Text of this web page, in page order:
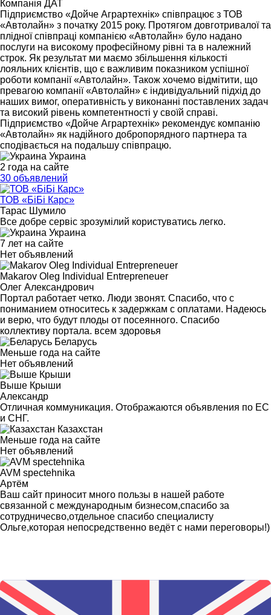
Компанія ДАТ
Підприємство «Дойче Аграртехнік» співпрацює з ТОВ
«Автолайн» з початку 2015 року. Протягом довготривалої та
плідної співпраці компанією «Автолайн» було надано
послуги на високому професійному рівні та в належний
строк. Як результат ми маємо збільшення кількості
лояльних клієнтів, що є важливим показником успішної
роботи компанії «Автолайн». Також хочемо відмітити, що
превагою компанії «Автолайн» є індивідуальний підхід до
наших вимог, оперативність у виконанні поставлених задач
та високий рівень компетентності у своїй справі.
Підприємство «Дойче Аграртехнік» рекомендує компанію
«Автолайн» як надійного добропорядного партнера та
сподівається на подальшу співпрацю.
Украина
2 года на сайте
30 объявлений
ТОВ «БіБі Карс»
Тарас Шумило
Все добре сервіс зрозумілий користуватись легко.
Украина
7 лет на сайте
Нет объявлений
Makarov Oleg Individual Entrepreneuer
Олег Александрович
Портал работает четко. Люди звонят. Спасибо, что с
пониманием относитесь к задержкам с оплатами. Надеюсь
и верю, что будут плоды от посеянного. Спасибо
коллективу портала. всем здоровья
Беларусь
Меньше года на сайте
Нет объявлений
Выше Крыши
Александр
Отличная коммуникация. Отображаются объявления по ЕС
и СНГ.
Казахстан
Меньше года на сайте
Нет объявлений
AVM spectehnika
Артём
Ваш сайт приносит много пользы в нашей работе
связанной с международным бизнесом,спасибо за
сотрудничесво,отдельное спасибо специалисту
Ольге,которая непосредственно ведёт с нами переговоры!)